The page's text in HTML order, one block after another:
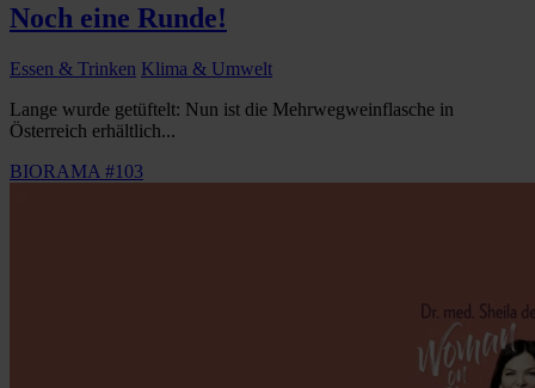
Noch eine Runde!
Essen & Trinken Klima & Umwelt
Lange wurde getüftelt: Nun ist die Mehrwegweinflasche in
Österreich erhältlich...
BIORAMA #103